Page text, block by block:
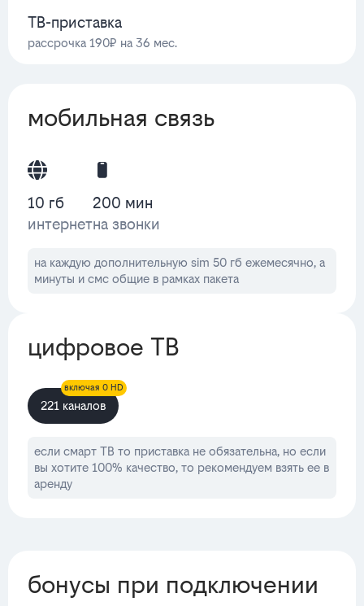
ТВ-приставка
рассрочка 190₽ на 36 мес.
мобильная связь
10 гб
интернет
200 мин
на звонки
на каждую дополнительную sim 50 гб ежемесячно, а
минуты и смс общие в рамках пакета
цифровое ТВ
221 каналов
включая 0 HD
если смарт ТВ то приставка не обязательна, но если
вы хотите 100% качество, то рекомендуем взять ее в
аренду
бонусы при подключении